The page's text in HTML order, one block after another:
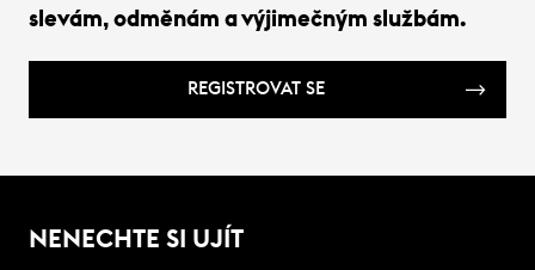
slevám, odměnám a výjimečným službám.
REGISTROVAT SE
NENECHTE SI UJÍT